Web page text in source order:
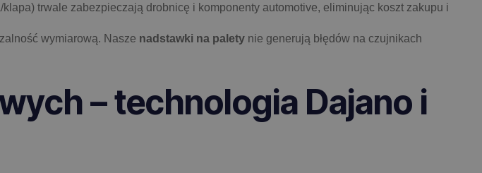
trwale zabezpieczają drobnicę i komponenty automotive, eliminując koszt zakupu i
wymiarową. Nasze nadstawki na palety nie generują błędów na czujnikach
– technologia Dajano i